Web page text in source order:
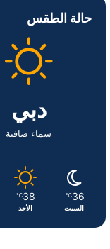
و
ك
حالة الطقس
دبي
سماء صافية
36
℃
السبت
38
℃
الأحد